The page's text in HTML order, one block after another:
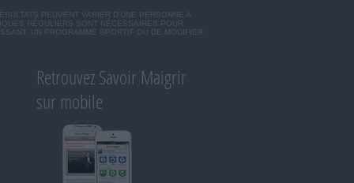
PEUVENT VARIER D'UNE PERSONNE A
RÉGULIERS SONT NÉCESSAIRES POUR
UN PROGRAMME SPORTIF OU DE MODIFIER
Retrouvez Savoir Maigrir
sur mobile